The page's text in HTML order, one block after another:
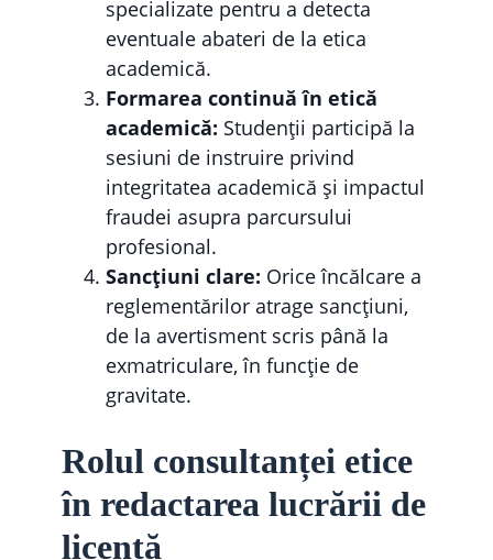
specializate pentru a detecta
eventuale abateri de la etica
academică.
Formarea continuă în etică
academică: Studenții participă la
sesiuni de instruire privind
integritatea academică și impactul
fraudei asupra parcursului
profesional.
Sancțiuni clare: Orice încălcare a
reglementărilor atrage sancțiuni,
de la avertisment scris până la
exmatriculare, în funcție de
gravitate.
Rolul consultanței etice
în redactarea lucrării de
licență